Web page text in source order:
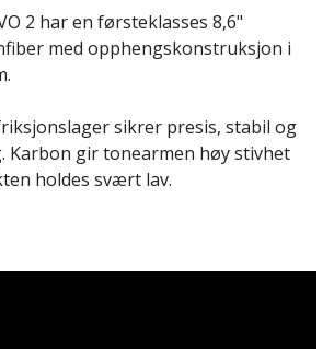
2 har en førsteklasses 8,6"
med opphengskonstruksjon i
sikrer presis, stabil og
Karbon gir tonearmen høy stivhet
holdes svært lav.